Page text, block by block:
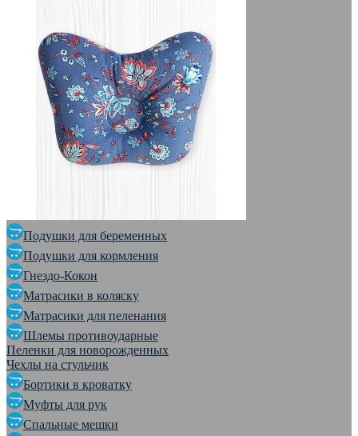
Подушки для беременных
Подушки для кормления
Гнездо-Кокон
Матрасики в коляску
Матрасики для пеленания
Шлемы противоударные
Пеленки для новорожденных
Чехлы на стульчик
Бортики в кроватку
Муфты для рук
Спальные мешки